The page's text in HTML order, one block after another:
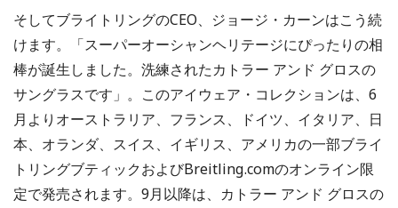
そしてブライトリングのCEO、ジョージ・カーンはこう続
けます。「スーパーオーシャンヘリテージにぴったりの相
棒が誕生しました。洗練されたカトラー アンド グロスの
サングラスです」。このアイウェア・コレクションは、6
月よりオーストラリア、フランス、ドイツ、イタリア、日
本、オランダ、スイス、イギリス、アメリカの一部ブライ
トリングブティックおよびBreitling.comのオンライン限
定で発売されます。9月以降は、カトラー アンド グロスの